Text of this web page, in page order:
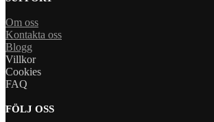
Om oss
Kontakta oss
Blogg
Villkor
Cookies
FAQ
FÖLJ OSS